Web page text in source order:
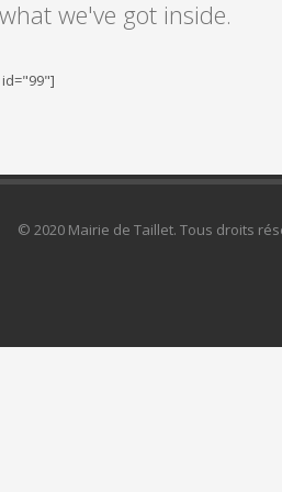
we've got inside.
© 2020 Mairie de Taillet. Tous droits